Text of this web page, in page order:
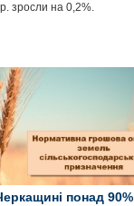
зросли на 0,2%.
понад 90%